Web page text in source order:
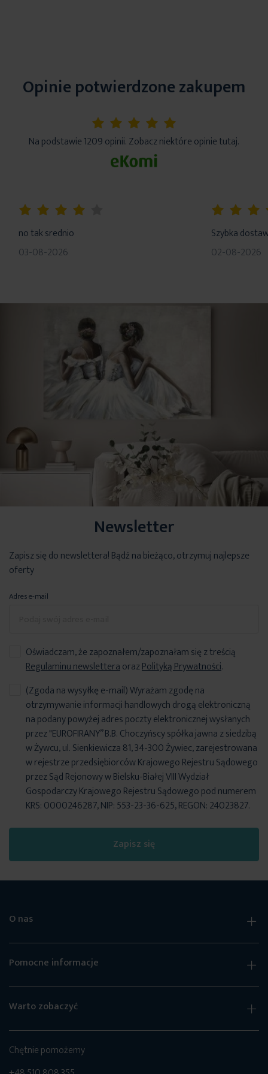
Opinie potwierdzone zakupem
5%
Na podstawie 1209 opinii. Zobacz niektóre opinie tutaj.
no tak srednio
03-08-2026
Szybka
02-08-2026
Newsletter
Zapisz się do newslettera! Bądź na bieżąco, otrzymuj najlepsze
oferty
Adres e-mail
Oświadczam, że zapoznałem/zapoznałam się z treścią
Regulaminu newsletteraorazPolityką Prywatności.
Zapisz się
(Zgoda na wysyłkę e-mail) Wyrażam zgodę na
otrzymywanie informacji handlowych drogą elektroniczną
na podany powyżej adres poczty elektronicznej wysłanych
przez "EUROFIRANY” B.B. Choczyńscy spółka jawna z siedzibą
w Żywcu, ul. Sienkiewicza 81, 34-300 Żywiec, zarejestrowana
w rejestrze przedsiębiorców Krajowego Rejestru Sądowego
przez Sąd Rejonowy w Bielsku-Białej VIII Wydział
Gospodarczy Krajowego Rejestru Sądowego pod numerem
KRS: 0000246287, NIP: 553-23-36-625, REGON: 24023827.
O nas
Pomocne informacje
Warto zobaczyć
Chętnie pomożemy